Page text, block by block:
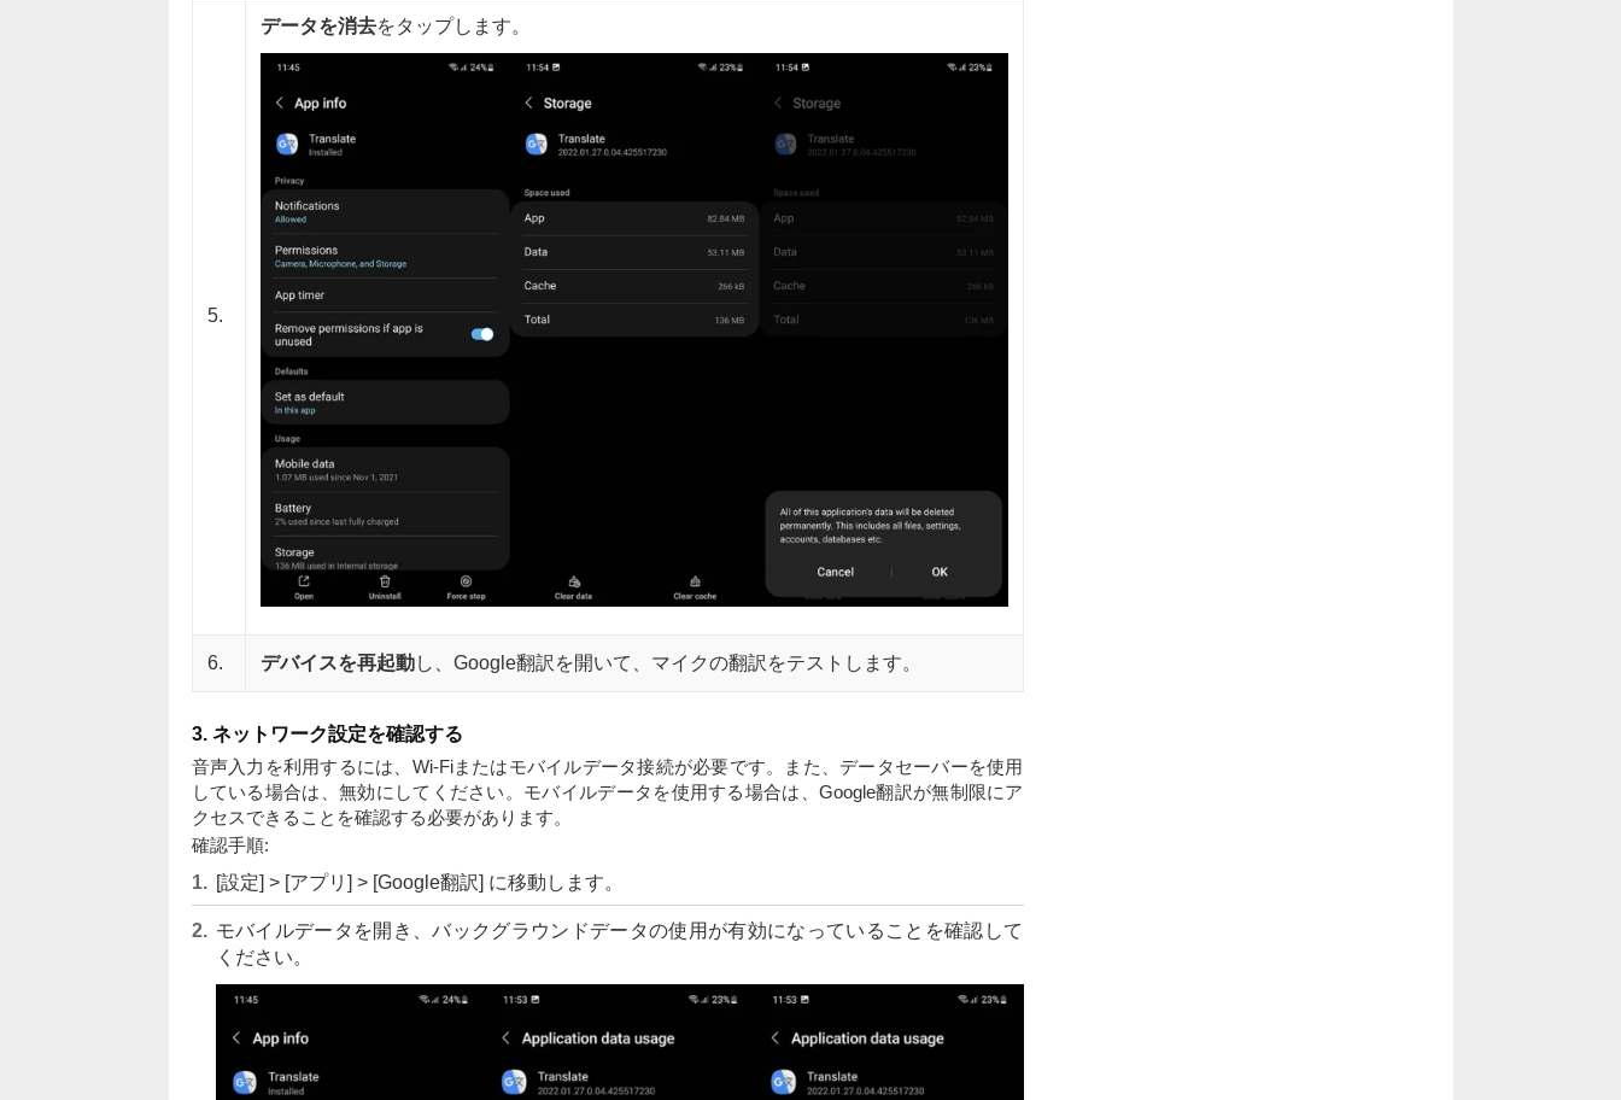
5.
データを消去をタップします。
6. デバイスを再起動し、Google翻訳を開いて、マイクの翻訳をテストします。
3. ネットワーク設定を確認する
音声入力を利用するには、Wi-Fiまたはモバイルデータ接続が必要です。また、データセーバーを使用
している場合は、無効にしてください。モバイルデータを使用する場合は、Google翻訳が無制限にア
クセスできることを確認する必要があります。
確認手順:
[設定] > [アプリ] > [Google翻訳] に移動します。
モバイルデータを開き、バックグラウンドデータの使用が有効になっていることを確認して
ください。